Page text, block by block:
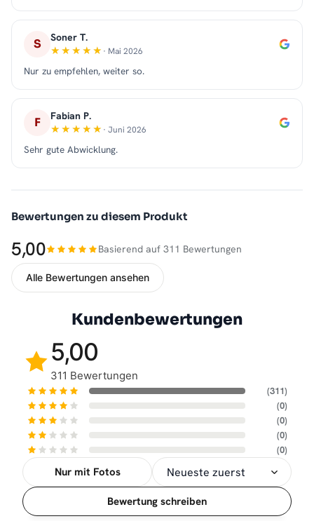
S Soner T.
· Mai 2026
Nur zu empfehlen, weiter so.
F Fabian P.
· Juni 2026
Sehr gute Abwicklung.
Bewertungen zu diesem Produkt
5,00 Basierend auf 311 Bewertungen
Alle Bewertungen ansehen
Kundenbewertungen
5,00
311 Bewertungen
(311)
(0)
(0)
(0)
(0)
Nur mit Fotos
Sortierung
Bewertung schreiben